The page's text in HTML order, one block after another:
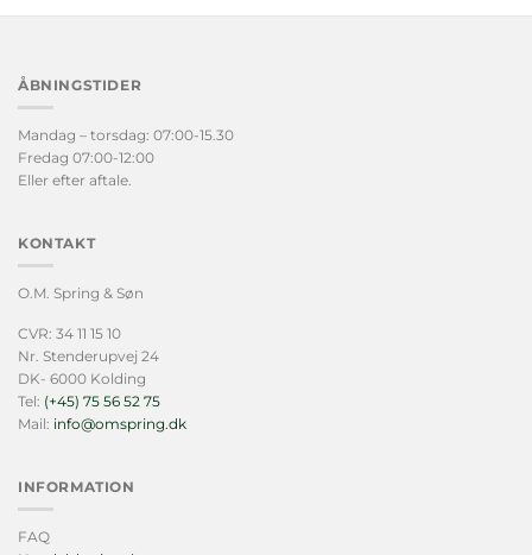
ÅBNINGSTIDER
Mandag – torsdag: 07:00-15.30
Fredag 07:00-12:00
Eller efter aftale.
KONTAKT
O.M. Spring & Søn
CVR: 34 11 15 10
Nr. Stenderupvej 24
DK- 6000 Kolding
Tel: (+45) 75 56 52 75
Mail: info@omspring.dk
INFORMATION
FAQ